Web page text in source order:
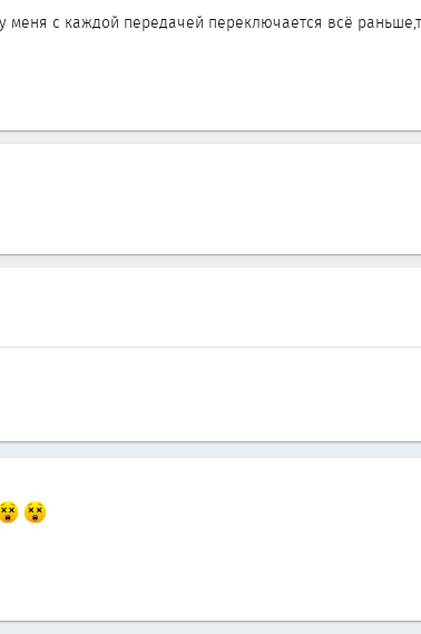
меня с каждой передачей переключается всё